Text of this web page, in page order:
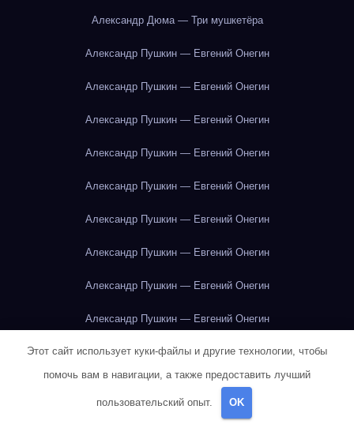
Александр Дюма — Три мушкетёра
Александр Пушкин — Евгений Онегин
Александр Пушкин — Евгений Онегин
Александр Пушкин — Евгений Онегин
Александр Пушкин — Евгений Онегин
Александр Пушкин — Евгений Онегин
Александр Пушкин — Евгений Онегин
Александр Пушкин — Евгений Онегин
Александр Пушкин — Евгений Онегин
Александр Пушкин — Евгений Онегин
Александр Пушкин — Евгений Онегин
Александр Пушкин — Евгений Онегин
Александр Пушкин — Евгений Онегин
Этот сайт использует куки-файлы и другие технологии, чтобы
помочь вам в навигации, а также предоставить лучший
пользовательский опыт. OK